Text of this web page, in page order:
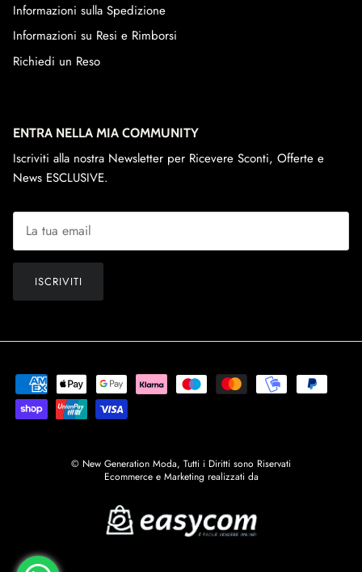
Informazioni sulla Spedizione
Informazioni su Resi e Rimborsi
Richiedi un Reso
ENTRA NELLA MIA COMMUNITY
Iscriviti alla nostra Newsletter per Ricevere Sconti, Offerte e
News ESCLUSIVE.
ISCRIVITI
© New Generation Moda, Tutti i Diritti sono Riservati
Ecommerce e Marketing realizzati da